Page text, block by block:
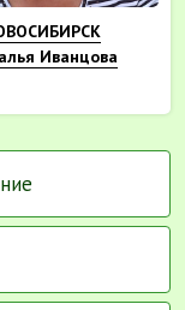
Иванцова